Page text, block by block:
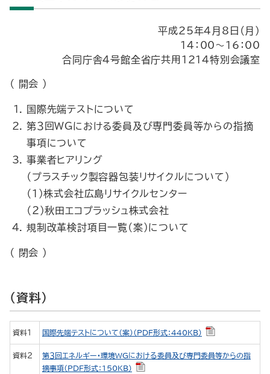
平成25年4月8日（月）
14：00～16：00
合同庁舎４号館全省庁共用1214特別会議室
（ 開会 ）
国際先端テストについて
第３回WGにおける委員及び専門委員等からの指摘
事項について
事業者ヒアリング
（プラスチック製容器包装リサイクルについて）
（１）株式会社広島リサイクルセンター
（２）秋田エコプラッシュ株式会社
規制改革検討項目一覧（案）について
（ 閉会 ）
（資料）
資料１ 国際先端テストについて（案）（PDF形式：440KB）
資料２
第３回エネルギー・環境WGにおける委員及び専門委員等からの指
摘事項（PDF形式：150KB）